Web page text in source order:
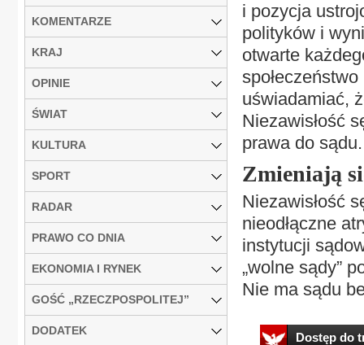
i pozycja
polityków i
otwarte
uświadamiać,
Niezawisłość
prawa do sądu.
Zmieniają
Niezawisłość
nieodłączne
instytucji
„wolne sądy”
Nie ma sądu
Dostęp do
KOMENTARZE
KRAJ
OPINIE
ŚWIAT
KULTURA
SPORT
RADAR
PRAWO CO DNIA
EKONOMIA I RYNEK
GOŚĆ „RZECZPOSPOLITEJ”
DODATEK